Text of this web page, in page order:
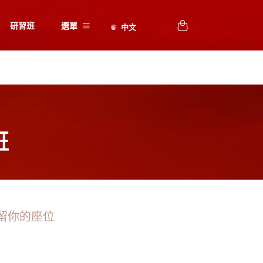
研習班 選單
你的座位